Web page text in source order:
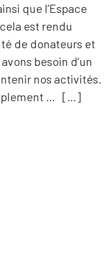
que l’Espace
est rendu
de donateurs et
besoin d’un
nos activités.
… […]